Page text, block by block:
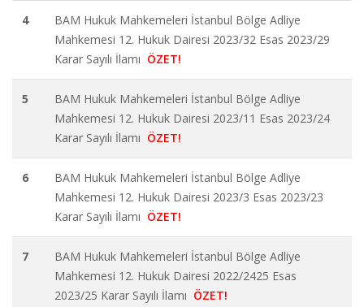
4
BAM Hukuk Mahkemeleri İstanbul Bölge Adliye
Mahkemesi 12. Hukuk Dairesi 2023/32 Esas 2023/29
Karar Sayılı İlamı ÖZET!
5
BAM Hukuk Mahkemeleri İstanbul Bölge Adliye
Mahkemesi 12. Hukuk Dairesi 2023/11 Esas 2023/24
Karar Sayılı İlamı ÖZET!
6
BAM Hukuk Mahkemeleri İstanbul Bölge Adliye
Mahkemesi 12. Hukuk Dairesi 2023/3 Esas 2023/23
Karar Sayılı İlamı ÖZET!
7
BAM Hukuk Mahkemeleri İstanbul Bölge Adliye
Mahkemesi 12. Hukuk Dairesi 2022/2425 Esas
2023/25 Karar Sayılı İlamı ÖZET!